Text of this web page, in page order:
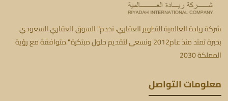
شركة ريادة العالمية للتطوير العقاري، نخدم" السوق العقاري السعودي
بخبرة تمتد منذ عام2012 ونسعى لتقديم حلول مبتكرة ".متوافقة مع رؤية
المملكة 2030
معلومات التواصل